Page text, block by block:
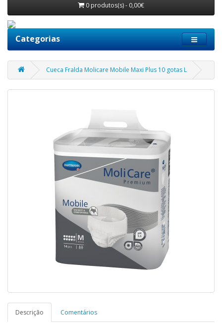
0 produtos(s) - 0,00€
Categorias
Cueca Fralda Molicare Mobile Maxi Plus 10 gotas L
Descrição Comentários